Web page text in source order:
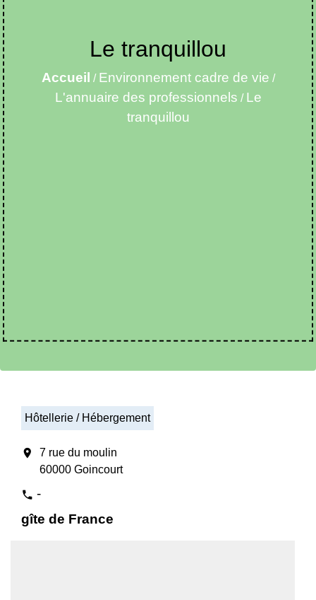
Le tranquillou
Accueil / Environnement cadre de vie /
L'annuaire des professionnels / Le
tranquillou
Hôtellerie / Hébergement
location_on
7 rue du moulin
60000 Goincourt
phone -
gîte de France